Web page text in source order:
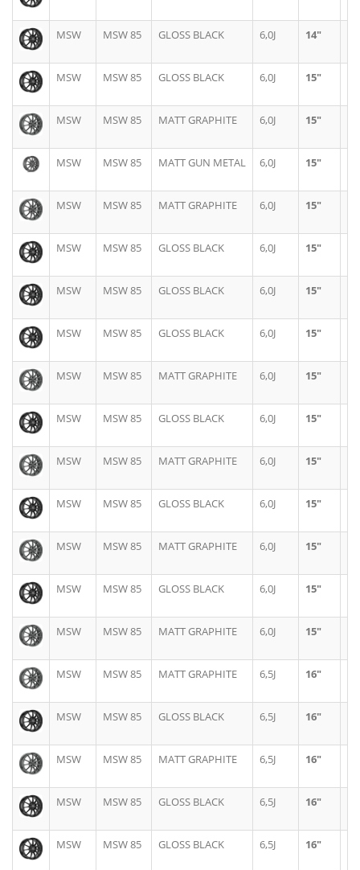
MSW MSW 85 GLOSS BLACK 6,0J 14"
MSW MSW 85 GLOSS BLACK 6,0J 15"
MSW MSW 85 MATT GRAPHITE 6,0J 15"
MSW MSW 85 MATT GUN METAL 6,0J 15"
MSW MSW 85 MATT GRAPHITE 6,0J 15"
MSW MSW 85 GLOSS BLACK 6,0J 15"
MSW MSW 85 GLOSS BLACK 6,0J 15"
MSW MSW 85 GLOSS BLACK 6,0J 15"
MSW MSW 85 MATT GRAPHITE 6,0J 15"
MSW MSW 85 GLOSS BLACK 6,0J 15"
MSW MSW 85 MATT GRAPHITE 6,0J 15"
MSW MSW 85 GLOSS BLACK 6,0J 15"
MSW MSW 85 MATT GRAPHITE 6,0J 15"
MSW MSW 85 GLOSS BLACK 6,0J 15"
MSW MSW 85 MATT GRAPHITE 6,0J 15"
MSW MSW 85 MATT GRAPHITE 6,5J 16"
MSW MSW 85 GLOSS BLACK 6,5J 16"
MSW MSW 85 MATT GRAPHITE 6,5J 16"
MSW MSW 85 GLOSS BLACK 6,5J 16"
MSW MSW 85 GLOSS BLACK 6,5J 16"